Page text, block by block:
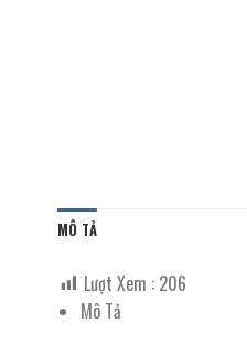
MÔ TẢ
Lượt Xem : 206
Mô Tả